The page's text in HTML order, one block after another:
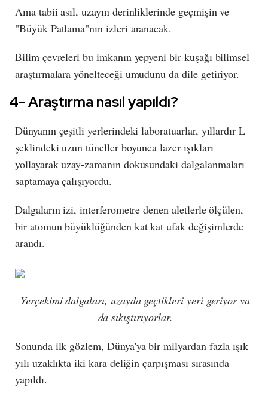
Ama tabii asıl, uzayın derinliklerinde geçmişin ve
"Büyük Patlama"nın izleri aranacak.
Bilim çevreleri bu imkanın yepyeni bir kuşağı bilimsel
araştırmalara yönelteceği umudunu da dile getiriyor.
4- Araştırma nasıl yapıldı?
Dünyanın çeşitli yerlerindeki laboratuarlar, yıllardır L
şeklindeki uzun tüneller boyunca lazer ışıkları
yollayarak uzay-zamanın dokusundaki dalgalanmaları
saptamaya çalışıyordu.
Dalgaların izi, interferometre denen aletlerle ölçülen,
bir atomun büyüklüğünden kat kat ufak değişimlerde
arandı.
Yerçekimi dalgaları, uzayda geçtikleri yeri geriyor ya
da sıkıştırıyorlar.
Sonunda ilk gözlem, Dünya'ya bir milyardan fazla ışık
yılı uzaklıkta iki kara deliğin çarpışması sırasında
yapıldı.